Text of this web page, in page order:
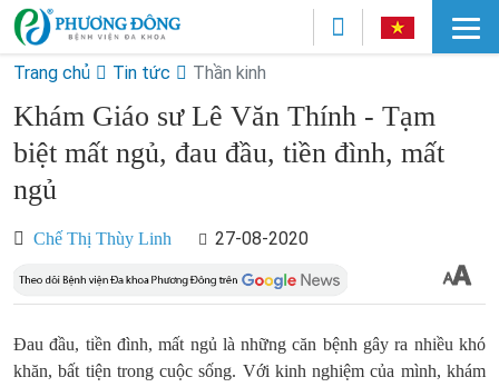
Trang chủ Tin tức Thần kinh
Khám Giáo sư Lê Văn Thính - Tạm
biệt mất ngủ, đau đầu, tiền đình, mất
ngủ
Chế Thị Thùy Linh 27-08-2020
Đau đầu, tiền đình, mất ngủ là những căn bệnh gây ra nhiều khó
khăn, bất tiện trong cuộc sống. Với kinh nghiệm của mình, khám